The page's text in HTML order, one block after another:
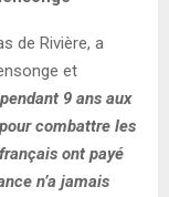
de Rivière, a
et
9 ans aux
combattre les
ont payé
n’a jamais